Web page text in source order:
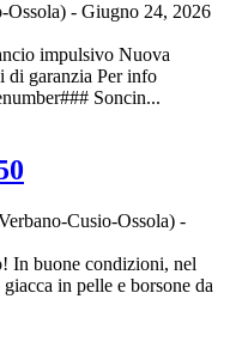
Ossola) - Giugno 24, 2026
impulsivo Nuova
di garanzia Per info
Soncin...
Cusio-Ossola) -
In buone condizioni, nel
in pelle e borsone da